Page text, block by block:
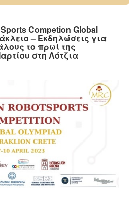
Competion Global
– Εκδηλώσεις για
το πρωί της
στη Λότζια